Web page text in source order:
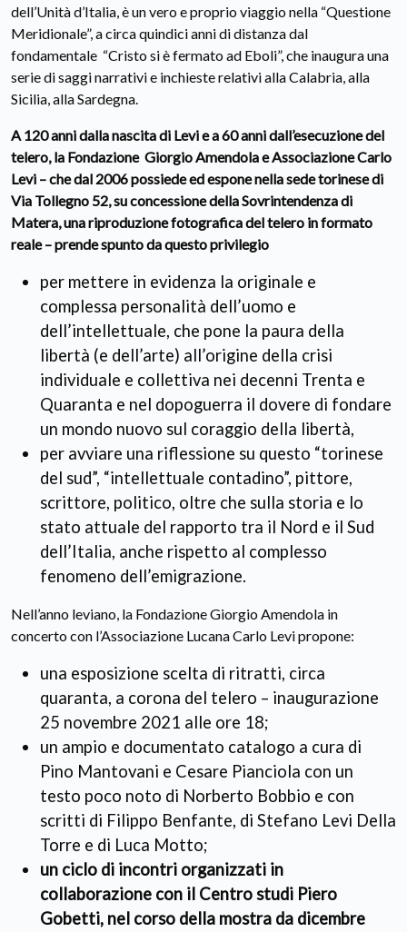
dell’Unità d’Italia, è un vero e proprio viaggio nella “Questione
Meridionale”, a circa quindici anni di distanza dal
fondamentale “Cristo si è fermato ad Eboli”, che inaugura una
serie di saggi narrativi e inchieste relativi alla Calabria, alla
Sicilia, alla Sardegna.
A 120 anni dalla nascita di Levi e a 60 anni dall’esecuzione del
telero, la Fondazione Giorgio Amendola e Associazione Carlo
Levi – che dal 2006 possiede ed espone nella sede torinese di
Via Tollegno 52, su concessione della Sovrintendenza di
Matera, una riproduzione fotografica del telero in formato
reale – prende spunto da questo privilegio
per mettere in evidenza la originale e
complessa personalità dell’uomo e
dell’intellettuale, che pone la paura della
libertà (e dell’arte) all’origine della crisi
individuale e collettiva nei decenni Trenta e
Quaranta e nel dopoguerra il dovere di fondare
un mondo nuovo sul coraggio della libertà,
per avviare una riflessione su questo “torinese
del sud”, “intellettuale contadino”, pittore,
scrittore, politico, oltre che sulla storia e lo
stato attuale del rapporto tra il Nord e il Sud
dell’Italia, anche rispetto al complesso
fenomeno dell’emigrazione.
Nell’anno leviano, la Fondazione Giorgio Amendola in
concerto con l’Associazione Lucana Carlo Levi propone:
una esposizione scelta di ritratti, circa
quaranta, a corona del telero – inaugurazione
25 novembre 2021 alle ore 18;
un ampio e documentato catalogo a cura di
Pino Mantovani e Cesare Pianciola con un
testo poco noto di Norberto Bobbio e con
scritti di Filippo Benfante, di Stefano Levi Della
Torre e di Luca Motto;
un ciclo di incontri organizzati in
collaborazione con il Centro studi Piero
Gobetti, nel corso della mostra da dicembre